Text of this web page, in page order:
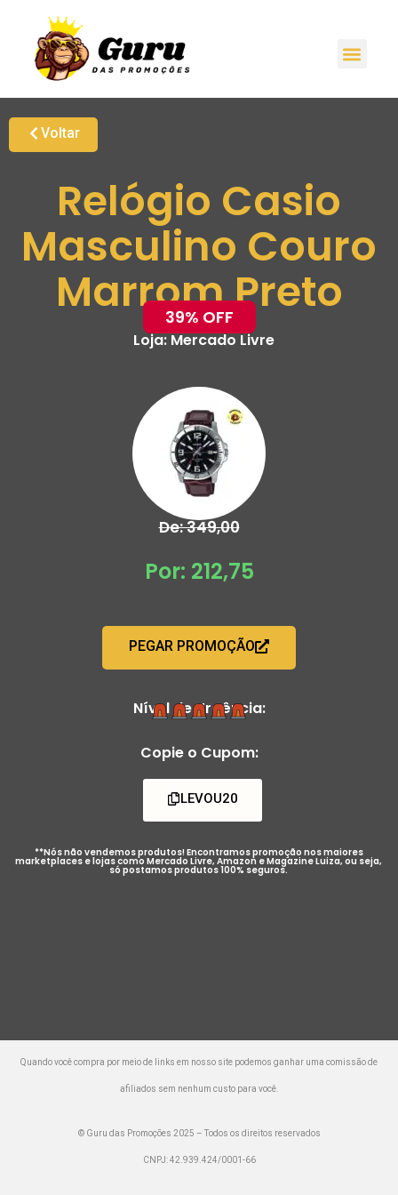
Voltar
Relógio Casio
Masculino Couro
Marrom Preto
39% OFF
Loja:Mercado Livre
De: 349,00
Por: 212,75
PEGAR PROMOÇÃO
Nível de Urgência:
Copie o Cupom:
LEVOU20
**Nós não vendemos produtos! Encontramos promoção nos maiores
marketplaces e lojas como Mercado Livre, Amazon e Magazine Luiza, ou seja,
só postamos produtos 100% seguros.
Quando você compra por meio de links em nosso site podemos ganhar uma comissão de
afiliados sem nenhum custo para você.
© Guru das Promoções 2025 – Todos os direitos reservados
CNPJ: 42.939.424/0001-66